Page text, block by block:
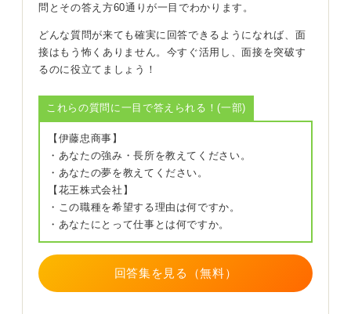
が大切です。
あくまで「少し合わないと感じる」くらいの温度感で伝
え、自身の協調性や対応力をアピールしましょう。
問とその答え方60通りが一目でわかります。
どんな質問が来ても確実に回答できるようになれば、面
接はもう怖くありません。今すぐ活用し、面接を突破す
るのに役立てましょう！
これらの質問に一目で答えられる！(一部)
【伊藤忠商事】
・あなたの強み・長所を教えてください。
・あなたの夢を教えてください。
【花王株式会社】
・この職種を希望する理由は何ですか。
・あなたにとって仕事とは何ですか。
回答集を見る（無料）